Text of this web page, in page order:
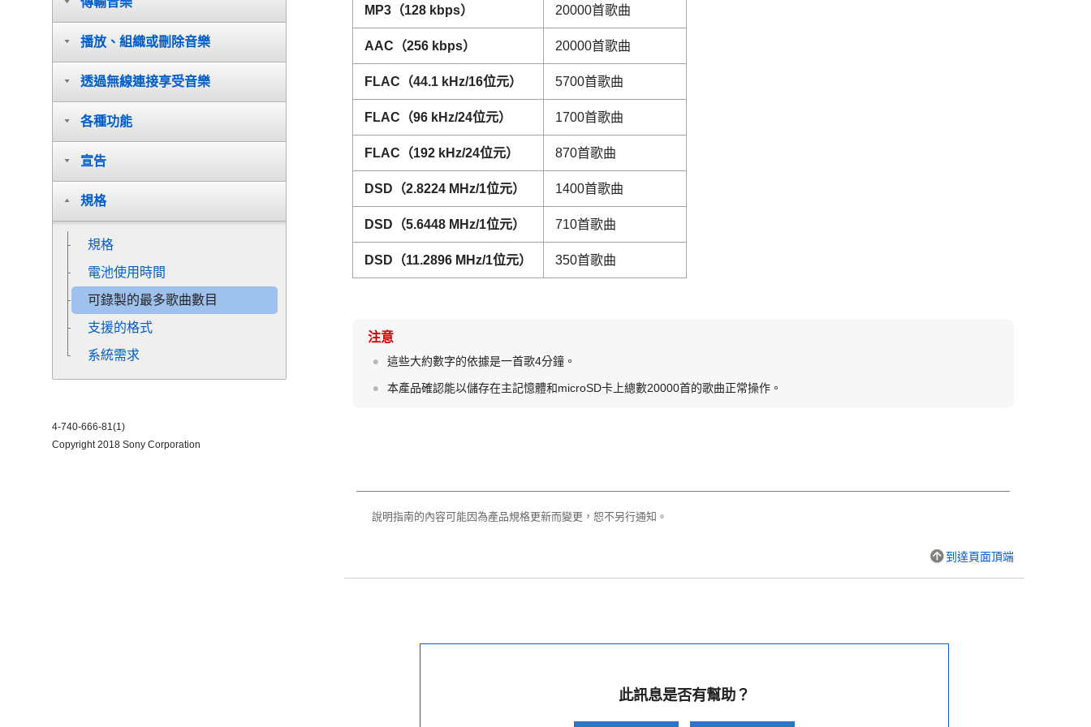
MP3（128 kbps） 20000首歌曲
AAC（256 kbps） 20000首歌曲
FLAC（44.1 kHz/16位元） 5700首歌曲
FLAC（96 kHz/24位元） 1700首歌曲
FLAC（192 kHz/24位元） 870首歌曲
DSD（2.8224 MHz/1位元） 1400首歌曲
DSD（5.6448 MHz/1位元） 710首歌曲
DSD（11.2896 MHz/1位元） 350首歌曲
注意
這些大約數字的依據是一首歌4分鐘。
本產品確認能以儲存在主記憶體和microSD卡上總數20000首的歌曲正常操作。
說明指南的內容可能因為產品規格更新而變更，恕不另行通知。
到達頁面頂端
此訊息是否有幫助？
播放、組織或刪除音樂
透過無線連接享受音樂
各種功能
宣告
規格
規格
電池使用時間
可錄製的最多歌曲數目
支援的格式
系統需求
4-740-666-81(1)
Copyright 2018 Sony Corporation